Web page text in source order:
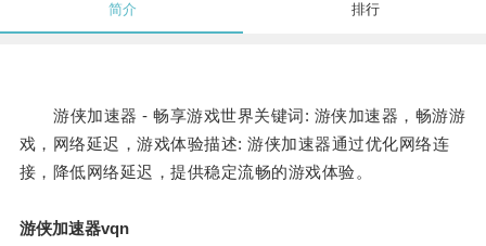
简介 排行
游侠加速器 - 畅享游戏世界关键词: 游侠加速器，畅游游
戏，网络延迟，游戏体验描述: 游侠加速器通过优化网络连
接，降低网络延迟，提供稳定流畅的游戏体验。
游侠加速器vqn